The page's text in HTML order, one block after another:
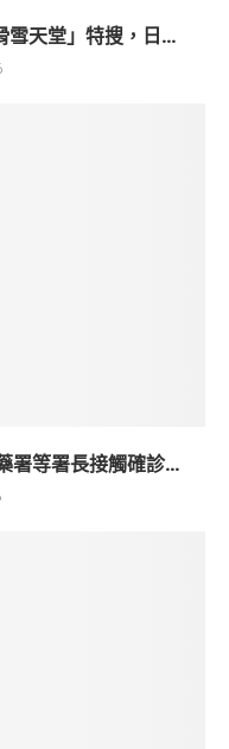
天堂」特搜，日...
署等署長接觸確診...